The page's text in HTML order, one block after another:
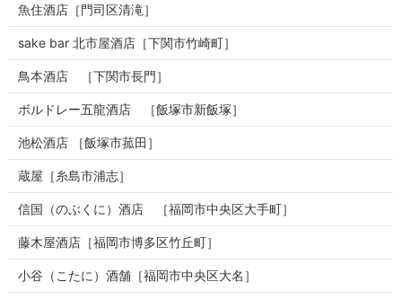
魚住酒店［門司区清滝］
sake bar 北市屋酒店［下関市竹崎町］
鳥本酒店 ［下関市長門］
ボルドレー五龍酒店 ［飯塚市新飯塚］
池松酒店 ［飯塚市菰田］
蔵屋［糸島市浦志］
信国（のぶくに）酒店 ［福岡市中央区大手町］
藤木屋酒店［福岡市博多区竹丘町］
小谷（こたに）酒舗［福岡市中央区大名］